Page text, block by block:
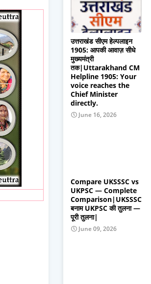
उत्तराखंड सीएम हेल्पलाइन
1905: आपकी आवाज़ सीधे
मुख्यमंत्री
तक|Uttarakhand CM
Helpline 1905: Your
voice reaches the
Chief Minister
directly.
June 16, 2026
Compare UKSSSC vs
UKPSC — Complete
Comparison|UKSSSC
बनाम UKPSC की तुलना —
पूरी तुलना|
June 09, 2026